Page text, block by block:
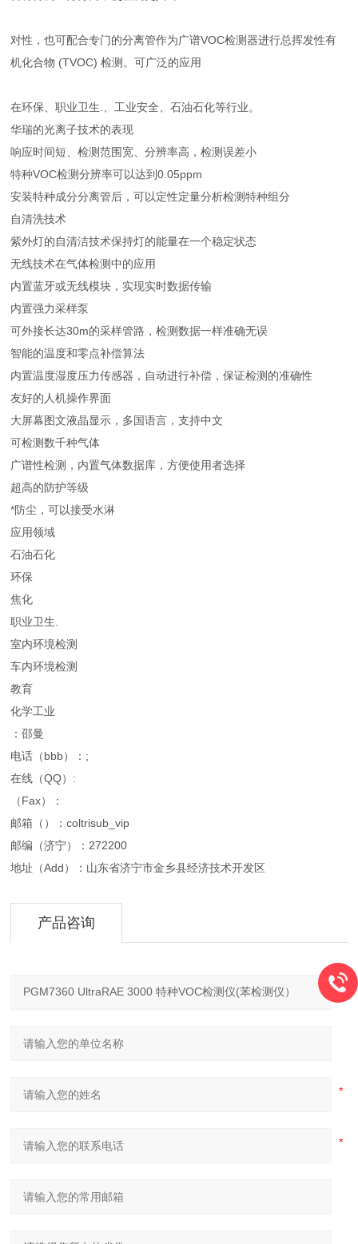
对性，也可配合专门的分离管作为广谱VOC检测器进行总挥发性有
机化合物 (TVOC) 检测。可广泛的应用
在环保、职业卫生.、工业安全、石油石化等行业。
华瑞的光离子技术的表现
响应时间短、检测范围宽、分辨率高，检测误差小
特种VOC检测分辨率可以达到0.05ppm
安装特种成分分离管后，可以定性定量分析检测特种组分
自清洗技术
紫外灯的自清洁技术保持灯的能量在一个稳定状态
无线技术在气体检测中的应用
内置蓝牙或无线模块，实现实时数据传输
内置强力采样泵
可外接长达30m的采样管路，检测数据一样准确无误
智能的温度和零点补偿算法
内置温度湿度压力传感器，自动进行补偿，保证检测的准确性
友好的人机操作界面
大屏幕图文液晶显示，多国语言，支持中文
可检测数千种气体
广谱性检测，内置气体数据库，方便使用者选择
超高的防护等级
*防尘，可以接受水淋
应用领域
石油石化
环保
焦化
职业卫生.
室内环境检测
车内环境检测
教育
化学工业
：邵曼
电话（bbb）：;
在线（QQ）:
（Fax）：
邮箱（）：coltrisub_vip
邮编（济宁）：272200
地址（Add）：山东省济宁市金乡县经济技术开发区
产品咨询